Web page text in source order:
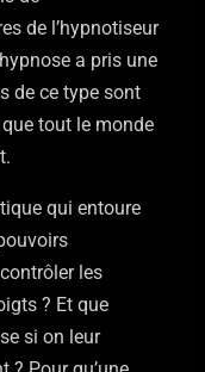
de l’hypnotiseur
a pris une
de ce type sont
tout le monde
qui entoure
les
? Et que
si on leur